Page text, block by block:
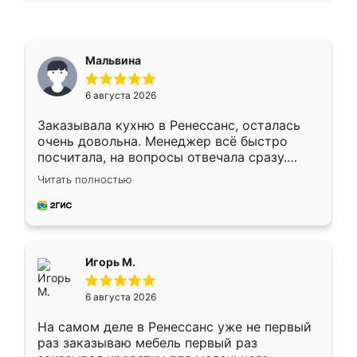
Мальвина
6 августа 2026
Заказывала кухню в Ренессанс, осталась
очень довольна. Менеджер всё быстро
посчитала, на вопросы отвечала сразу.
Замерщик приехал в субботу, подошёл к
делу со всей ответственностью. Собрали
за день, ребята работали аккуратно, даже
Читать полностью
Игорь М.
6 августа 2026
На самом деле в Ренессанс уже не первый
раз заказываю мебель первый раз